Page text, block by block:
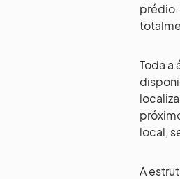
prédio.
Toda a
local,
A